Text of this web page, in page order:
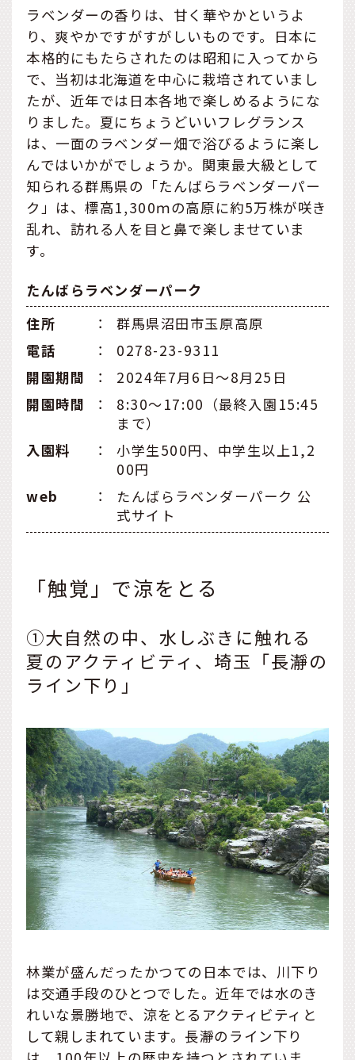
ラベンダーの香りは、甘く華やかというよ
り、爽やかですがすがしいものです。日本に
本格的にもたらされたのは昭和に入ってから
で、当初は北海道を中心に栽培されていまし
たが、近年では日本各地で楽しめるようにな
りました。夏にちょうどいいフレグランス
は、一面のラベンダー畑で浴びるように楽し
んではいかがでしょうか。関東最大級として
知られる群馬県の「たんばらラベンダーパー
ク」は、標高1,300ｍの高原に約5万株が咲き
乱れ、訪れる人を目と鼻で楽しませていま
す。
たんばらラベンダーパーク
住所
：
群馬県沼田市玉原高原
電話
：
0278-23-9311
開園期間
：
2024年7月6日～8月25日
開園時間
：
8:30～17:00（最終入園15:45
まで）
入園料
：
小学生500円、中学生以上1,2
00円
web
：
たんばらラベンダーパーク 公
式サイト
「触覚」で涼をとる
①大自然の中、水しぶきに触れる
夏のアクティビティ、埼玉「長瀞の
ライン下り」
林業が盛んだったかつての日本では、川下り
は交通手段のひとつでした。近年では水のき
れいな景勝地で、涼をとるアクティビティと
して親しまれています。長瀞のライン下り